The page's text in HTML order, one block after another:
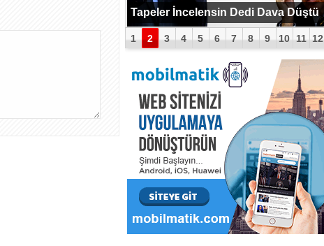
PUTİN BOMBAYI PATLATTI !
Tapeler İncelensin Dedi Dava Düştü
1 2 3 4 5 6 7 8 9 10 11 12